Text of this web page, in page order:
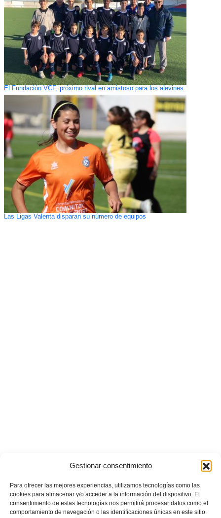
Gestionar consentimiento
Para ofrecer las mejores experiencias, utilizamos tecnologías como las
cookies para almacenar y/o acceder a la información del dispositivo. El
consentimiento de estas tecnologías nos permitirá procesar datos como el
comportamiento de navegación o las identificaciones únicas en este sitio.
El Fundación VCF, próximo rival en amistoso para los alevines
Las Ligas Valenta disparan su número de equipos